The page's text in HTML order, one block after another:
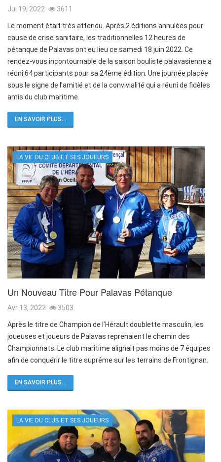
Jui 19, 2022 3611
Le moment était très attendu. Après 2 éditions annulées pour
cause de crise sanitaire, les traditionnelles 12 heures de
pétanque de Palavas ont eu lieu ce samedi 18 juin 2022. Ce
rendez-vous incontournable de la saison bouliste palavasienne a
réuni 64 participants pour sa 24ème édition. Une journée placée
sous le signe de l’amitié et de la convivialité qui a réuni de fidèles
amis du club maritime.
EN SAVOIR PLUS...
LA VIE DU CLUB ET SES JOUEURS
Un Nouveau Titre Pour Palavas Pétanque
Avr 13, 2022 3503
Après le titre de Champion de l’Hérault doublette masculin, les
joueuses et joueurs de Palavas reprenaient le chemin des
Championnats. Le club maritime alignait pas moins de 7 équipes
afin de conquérir le titre suprême sur les terrains de Frontignan.
EN SAVOIR PLUS...
LA VIE DU CLUB ET SES JOUEURS